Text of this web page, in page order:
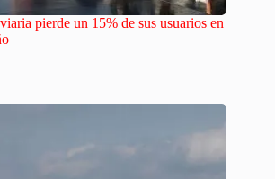
pierde un 15% de sus usuarios en